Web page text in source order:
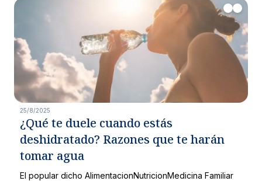
25/8/2025
¿Qué te duele cuando estás
deshidratado? Razones que te harán
tomar agua
El popular dicho AlimentacionNutricionMedicina Familiar